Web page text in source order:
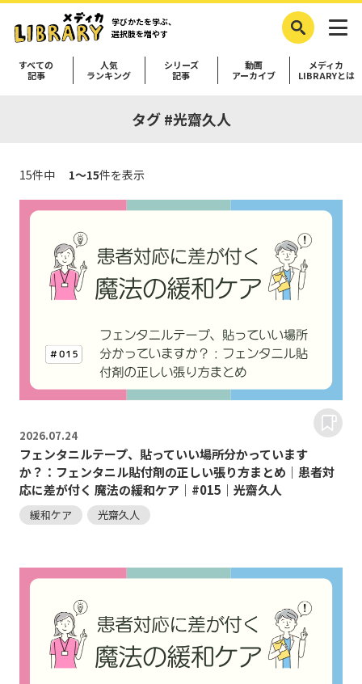
学びかたを学ぶ、
選択肢を増やす
すべての
記事
人気
ランキング
シリーズ
記事
動画
アーカイブ
メディカ
LIBRARYとは
タグ #光齋久人
15件中 1～15件を表示
2026.07.24
フェンタニルテープ、貼っていい場所分かっています
か？：フェンタニル貼付剤の正しい張り方まとめ｜患者対
応に差が付く 魔法の緩和ケア｜#015｜光齋久人
緩和ケア 光齋久人